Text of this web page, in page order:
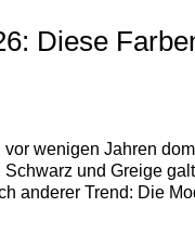
Diese
vor wenigen Jahren
Schwarz und Greige
anderer Trend: Die